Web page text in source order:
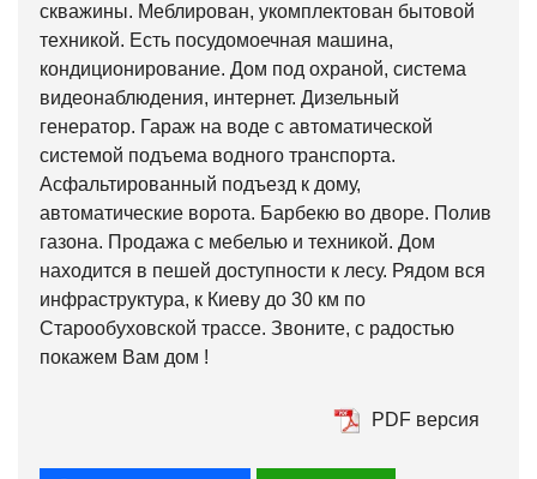
скважины. Меблирован, укомплектован бытовой
техникой. Есть посудомоечная машина,
кондиционирование. Дом под охраной, система
видеонаблюдения, интернет. Дизельный
генератор. Гараж на воде с автоматической
системой подъема водного транспорта.
Асфальтированный подъезд к дому,
автоматические ворота. Барбекю во дворе. Полив
газона. Продажа с мебелью и техникой. Дом
находится в пешей доступности к лесу. Рядом вся
инфраструктура, к Киеву до 30 км по
Старообуховской трассе. Звоните, с радостью
покажем Вам дом !
PDF версия